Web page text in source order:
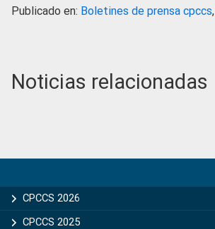
Publicado en: Boletines de prensa cpccs,
Noticias relacionadas
Sidebar
CPCCS 2026
CPCCS 2025